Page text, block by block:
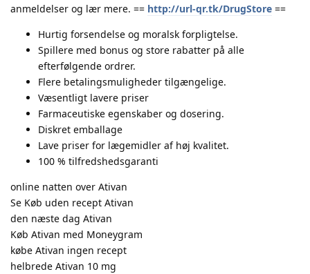
anmeldelser og lær mere. == http://url-qr.tk/DrugStore ==
Hurtig forsendelse og moralsk forpligtelse.
Spillere med bonus og store rabatter på alle
efterfølgende ordrer.
Flere betalingsmuligheder tilgængelige.
Væsentligt lavere priser
Farmaceutiske egenskaber og dosering.
Diskret emballage
Lave priser for lægemidler af høj kvalitet.
100 % tilfredshedsgaranti
online natten over Ativan
Se Køb uden recept Ativan
den næste dag Ativan
Køb Ativan med Moneygram
købe Ativan ingen recept
helbrede Ativan 10 mg